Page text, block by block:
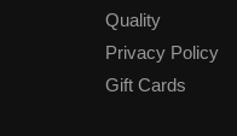
Quality
Privacy Policy
Gift Cards